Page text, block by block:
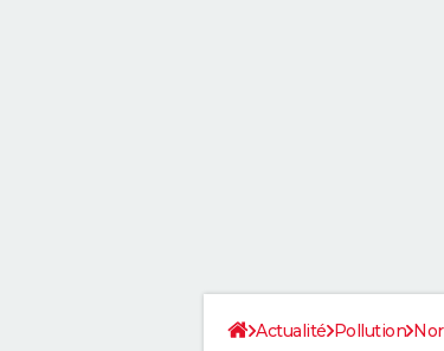
Actualité Pollution